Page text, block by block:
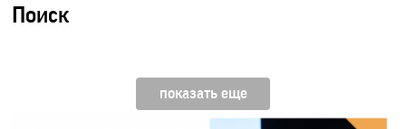
Поиск
показать еще